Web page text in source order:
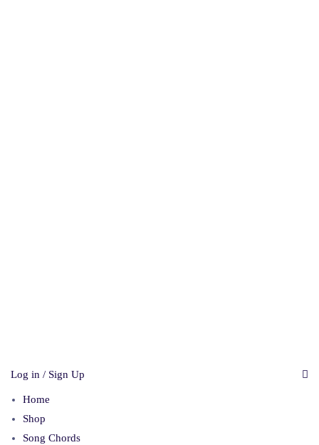
Log in / Sign Up
Home
Shop
Song Chords